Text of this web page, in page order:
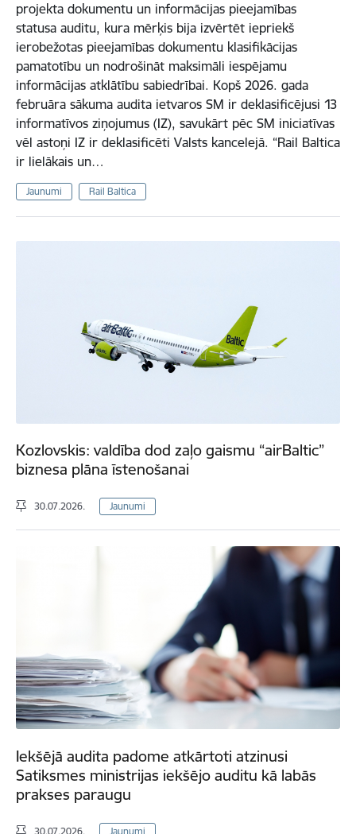
projekta dokumentu un informācijas pieejamības
statusa auditu, kura mērķis bija izvērtēt iepriekš
ierobežotas pieejamības dokumentu klasifikācijas
pamatotību un nodrošināt maksimāli iespējamu
informācijas atklātību sabiedrībai. Kopš 2026. gada
februāra sākuma audita ietvaros SM ir deklasificējusi 13
informatīvos ziņojumus (IZ), savukārt pēc SM iniciatīvas
vēl astoņi IZ ir deklasificēti Valsts kancelejā. “Rail Baltica
ir lielākais un…
Jaunumi Rail Baltica
Kozlovskis: valdība dod zaļo gaismu “airBaltic”
biznesa plāna īstenošanai
30.07.2026. Jaunumi
Iekšējā audita padome atkārtoti atzinusi
Satiksmes ministrijas iekšējo auditu kā labās
prakses paraugu
30.07.2026. Jaunumi